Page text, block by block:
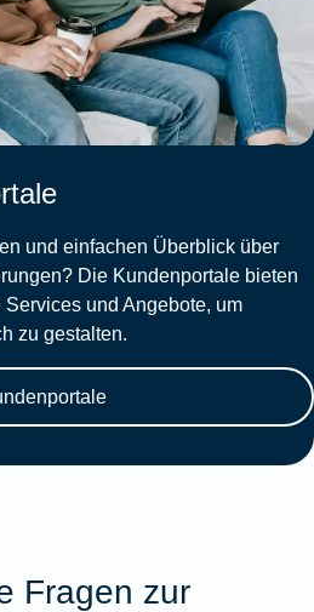
und einfachen Überblick über
Die Kundenportale bieten
und Angebote, um
zu gestalten.
Fragen zur